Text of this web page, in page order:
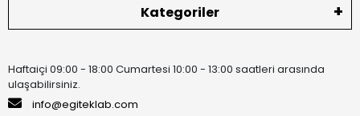
Kategoriler
Haftaiçi 09:00 - 18:00 Cumartesi 10:00 - 13:00 saatleri arasında
ulaşabilirsiniz.
info@egiteklab.com